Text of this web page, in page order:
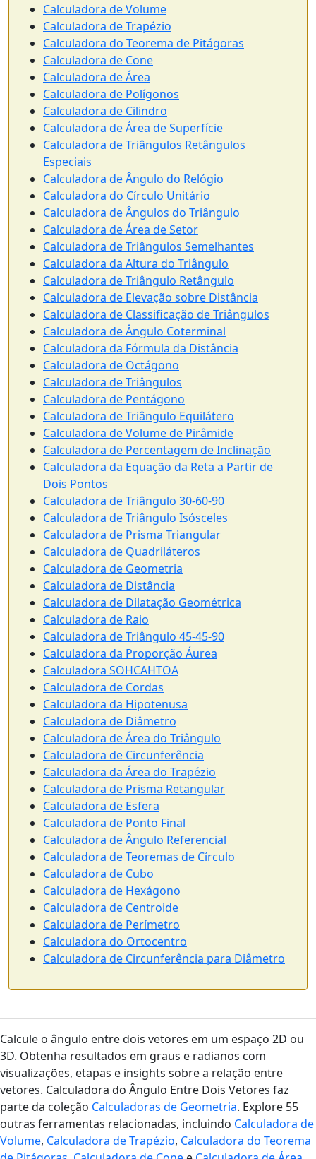
Calculadora de Volume
Calculadora de Trapézio
Calculadora do Teorema de Pitágoras
Calculadora de Cone
Calculadora de Área
Calculadora de Polígonos
Calculadora de Cilindro
Calculadora de Área de Superfície
Calculadora de Triângulos Retângulos
Especiais
Calculadora de Ângulo do Relógio
Calculadora do Círculo Unitário
Calculadora de Ângulos do Triângulo
Calculadora de Área de Setor
Calculadora de Triângulos Semelhantes
Calculadora da Altura do Triângulo
Calculadora de Triângulo Retângulo
Calculadora de Elevação sobre Distância
Calculadora de Classificação de Triângulos
Calculadora de Ângulo Coterminal
Calculadora da Fórmula da Distância
Calculadora de Octágono
Calculadora de Triângulos
Calculadora de Pentágono
Calculadora de Triângulo Equilátero
Calculadora de Volume de Pirâmide
Calculadora de Percentagem de Inclinação
Calculadora da Equação da Reta a Partir de
Dois Pontos
Calculadora de Triângulo 30-60-90
Calculadora de Triângulo Isósceles
Calculadora de Prisma Triangular
Calculadora de Quadriláteros
Calculadora de Geometria
Calculadora de Distância
Calculadora de Dilatação Geométrica
Calculadora de Raio
Calculadora de Triângulo 45-45-90
Calculadora da Proporção Áurea
Calculadora SOHCAHTOA
Calculadora de Cordas
Calculadora da Hipotenusa
Calculadora de Diâmetro
Calculadora de Área do Triângulo
Calculadora de Circunferência
Calculadora da Área do Trapézio
Calculadora de Prisma Retangular
Calculadora de Esfera
Calculadora de Ponto Final
Calculadora de Ângulo Referencial
Calculadora de Teoremas de Círculo
Calculadora de Cubo
Calculadora de Hexágono
Calculadora de Centroide
Calculadora de Perímetro
Calculadora do Ortocentro
Calculadora de Circunferência para Diâmetro
Calcule o ângulo entre dois vetores em um espaço 2D ou
3D. Obtenha resultados em graus e radianos com
visualizações, etapas e insights sobre a relação entre
vetores. Calculadora do Ângulo Entre Dois Vetores faz
parte da coleção Calculadoras de Geometria. Explore 55
outras ferramentas relacionadas, incluindo Calculadora de
Volume, Calculadora de Trapézio, Calculadora do Teorema